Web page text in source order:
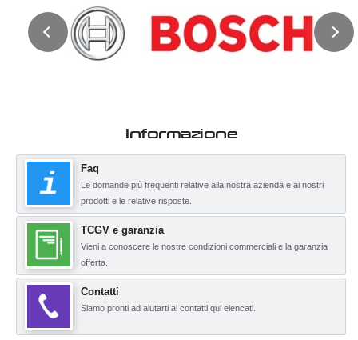
Informazione
Faq
Le domande più frequenti relative alla nostra azienda e ai nostri
prodotti e le relative risposte.
TCGV e garanzia
Vieni a conoscere le nostre condizioni commerciali e la garanzia
offerta.
Contatti
Siamo pronti ad aiutarti ai contatti qui elencati.